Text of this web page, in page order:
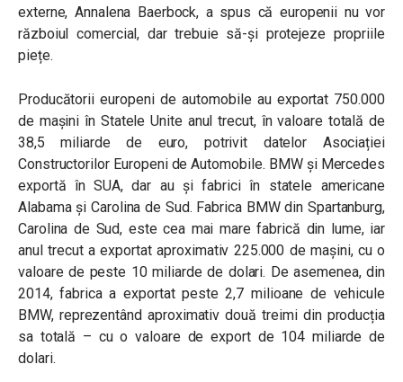
externe, Annalena Baerbock, a spus că europenii nu vor
războiul comercial, dar trebuie să-și protejeze propriile
piețe.
Producătorii europeni de automobile au exportat 750.000
de mașini în Statele Unite anul trecut, în valoare totală de
38,5 miliarde de euro, potrivit datelor Asociației
Constructorilor Europeni de Automobile. BMW și Mercedes
exportă în SUA, dar au și fabrici în statele americane
Alabama și Carolina de Sud. Fabrica BMW din Spartanburg,
Carolina de Sud, este cea mai mare fabrică din lume, iar
anul trecut a exportat aproximativ 225.000 de mașini, cu o
valoare de peste 10 miliarde de dolari. De asemenea, din
2014, fabrica a exportat peste 2,7 milioane de vehicule
BMW, reprezentând aproximativ două treimi din producția
sa totală – cu o valoare de export de 104 miliarde de
dolari.